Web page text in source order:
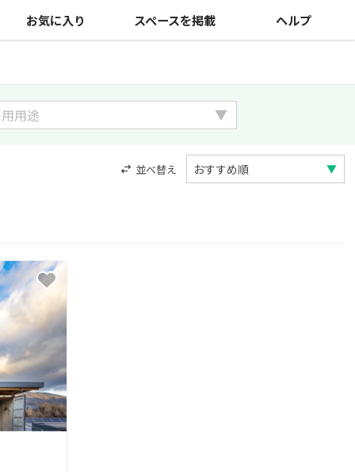
お気に入り スペースを掲載 ヘルプ
並べ替え